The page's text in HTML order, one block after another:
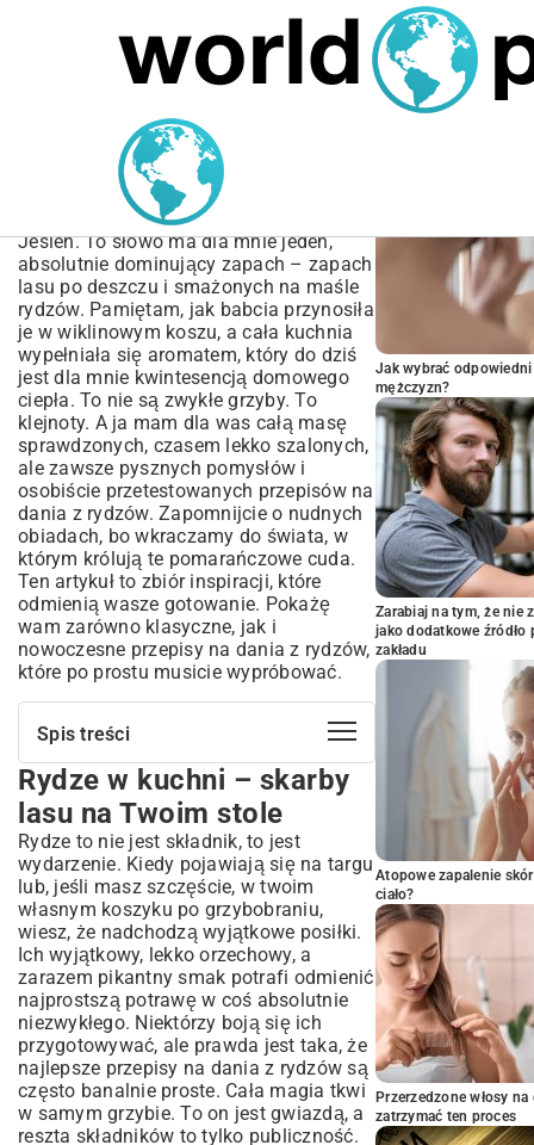
MARIUSZ ŁAMAGA 04.10.2025
Przepisy na dania z
rydzów – od klasyki po
nowoczesne inspiracje
Jesień. To słowo ma dla mnie jeden,
absolutnie dominujący zapach – zapach
lasu po deszczu i smażonych na maśle
rydzów. Pamiętam, jak babcia przynosiła
je w wiklinowym koszu, a cała kuchnia
wypełniała się aromatem, który do dziś
jest dla mnie kwintesencją domowego
ciepła. To nie są zwykłe grzyby. To
klejnoty. A ja mam dla was całą masę
sprawdzonych, czasem lekko szalonych,
ale zawsze pysznych pomysłów i
osobiście przetestowanych przepisów na
dania z rydzów. Zapomnijcie o nudnych
obiadach, bo wkraczamy do świata, w
którym królują te pomarańczowe cuda.
Ten artykuł to zbiór inspiracji, które
odmienią wasze gotowanie. Pokażę
wam zarówno klasyczne, jak i
nowoczesne przepisy na dania z rydzów,
które po prostu musicie wypróbować.
Spis treści
Rydze w kuchni – skarby lasu na Twoim
stole
Co musisz wiedzieć o rydzach, zanim
zaczniesz gotować?
Jak rozpoznać świeże i jadalne rydze?
Wartości odżywcze i prozdrowotne rydzów
Podstawy przygotowania rydzów – od
zbioru do patelni
Czyszczenie i obróbka wstępna grzybów
Sekret smaku – jak smażyć rydze, by były
idealne?
Klasyczne przepisy na dania z rydzów,
które pokochasz
Rydze smażone na maśle z cebulką –
kwintesencja prostoty
Rydze w kuchni – skarby
lasu na Twoim stole
Rydze to nie jest składnik, to jest
wydarzenie. Kiedy pojawiają się na targu
lub, jeśli masz szczęście, w twoim
własnym koszyku po grzybobraniu,
wiesz, że nadchodzą wyjątkowe posiłki.
Ich wyjątkowy, lekko orzechowy, a
zarazem pikantny smak potrafi odmienić
najprostszą potrawę w coś absolutnie
niezwykłego. Niektórzy boją się ich
przygotowywać, ale prawda jest taka, że
najlepsze przepisy na dania z rydzów są
często banalnie proste. Cała magia tkwi
w samym grzybie. To on jest gwiazdą, a
reszta składników to tylko publiczność.
Jak wybrać
mężczyzn?
Zarabiaj na tym, że nie
jako dodatkowe
zakładu
Atopowe zapalenie
ciało?
Przerzedzone włosy
zatrzymać ten proces